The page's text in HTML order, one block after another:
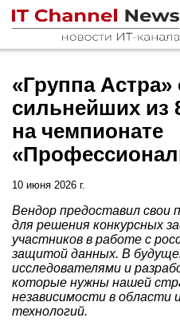
«Группа
сильнейших из
на чемпионате
10 июня 2026 г.
Вендор предоставил свои
для решения конкурсных
участников в работе с
защитой данных. В
исследователями и
которые нужны нашей
независимости в области
технологий.